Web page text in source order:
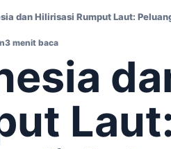
dan Hilirisasi Rumput Laut:
3 menit baca